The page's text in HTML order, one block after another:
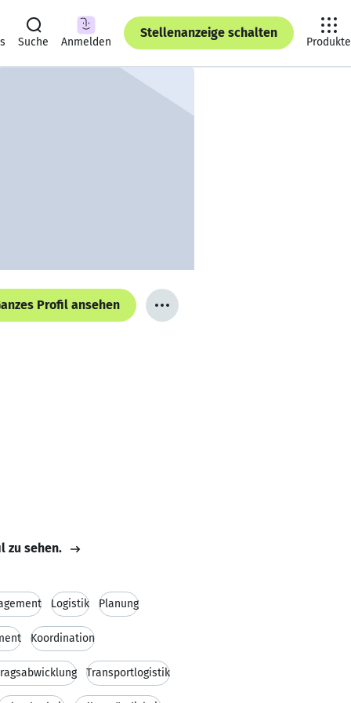
Suche Anmelden
Stellenanzeige schalten
Produkte
Profil ansehen
zu sehen.
Logistik Planung
Koordination
Transportlogistik